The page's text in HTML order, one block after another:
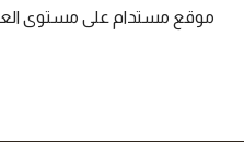
موقع مستدام على مستوى